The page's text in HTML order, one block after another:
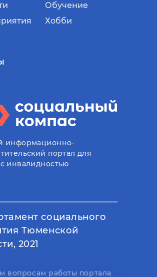
Обучение
Хобби
информационно-
портал для
инвалидностью
социального
Тюменской
2021
вопросам работы портала